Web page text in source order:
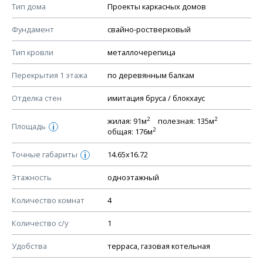
Тип дома Проекты каркасных домов
Фундамент свайно-ростверковый
Тип кровли металлочерепица
Перекрытия 1 этажа по деревянным балкам
Отделка стен имитация бруса / блокхаус
Площадь i
жилая: 91м2 полезная: 135м2
общая: 176м2
Точные габариты i 14.65х16.72
Этажность одноэтажный
Количество комнат 4
Количество с/у 1
Удобства терраса, газовая котельная
КОНСТРУКТИВНЫЕ РЕШЕНИЯ (КР)
Ведомость рабочих чертежей основного комплекта КР
План фундамента
Устройство фундамента, спецификация материалов
Планы перекрытий этажей, спецификация элементов
Устройство перекрытий
Устройство стен
Спецификация материалов стен
Схема расположения лаг чердака (если есть)
Схема расположения элементов стропил
Спецификация элементов стропил
Устройство стропильной системы
Узлы устройства кровли